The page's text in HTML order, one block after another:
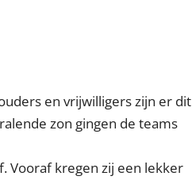
en vrijwilligers zijn er dit
zon gingen de teams
Vooraf kregen zij een lekker